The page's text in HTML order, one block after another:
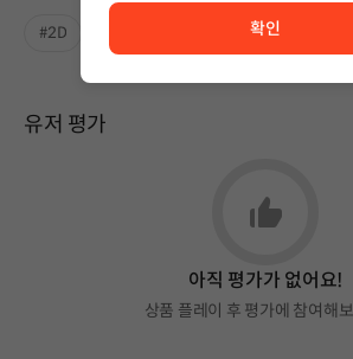
#2D
유저 평가
아직 평가가 없어요!
상품 플레이 후 평가에 참여해
확인